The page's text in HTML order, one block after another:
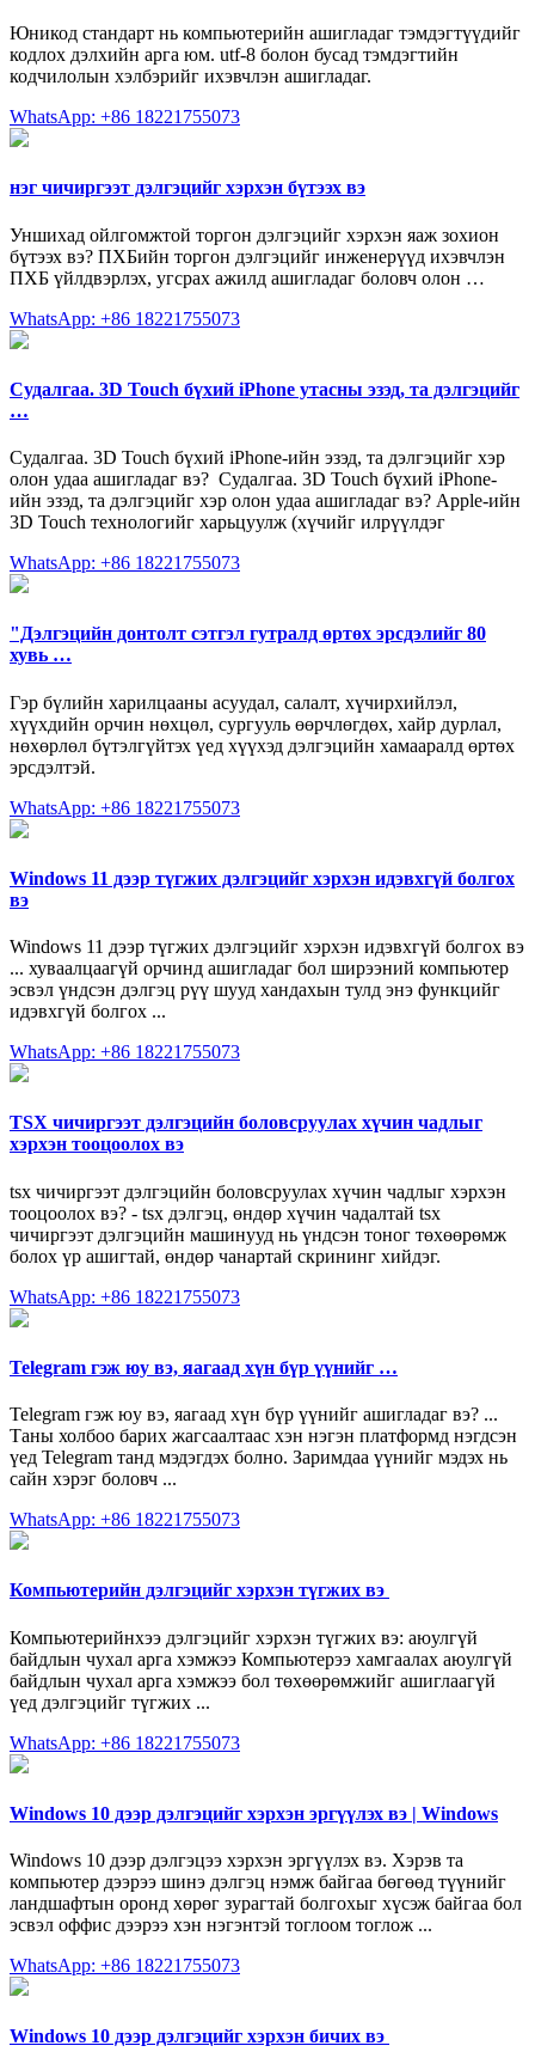
Юникод стандарт нь компьютерийн ашигладаг тэмдэгтүүдийг
кодлох дэлхийн арга юм. utf-8 болон бусад тэмдэгтийн
кодчилолын хэлбэрийг ихэвчлэн ашигладаг.
WhatsApp: +86 18221755073
нэг чичиргээт дэлгэцийг хэрхэн бүтээх вэ
Уншихад ойлгомжтой торгон дэлгэцийг хэрхэн яаж зохион
бүтээх вэ? ПХБийн торгон дэлгэцийг инженерүүд ихэвчлэн
ПХБ үйлдвэрлэх, угсрах ажилд ашигладаг боловч олон …
WhatsApp: +86 18221755073
Судалгаа. 3D Touch бүхий iPhone утасны эзэд, та дэлгэцийг
…
Судалгаа. 3D Touch бүхий iPhone-ийн эзэд, та дэлгэцийг хэр
олон удаа ашигладаг вэ? ️ Судалгаа. 3D Touch бүхий iPhone-
ийн эзэд, та дэлгэцийг хэр олон удаа ашигладаг вэ? Apple-ийн
3D Touch технологийг харьцуулж (хүчийг илрүүлдэг
WhatsApp: +86 18221755073
"Дэлгэцийн донтолт сэтгэл гутралд өртөх эрсдэлийг 80
хувь …
Гэр бүлийн харилцааны асуудал, салалт, хүчирхийлэл,
хүүхдийн орчин нөхцөл, сургууль өөрчлөгдөх, хайр дурлал,
нөхөрлөл бүтэлгүйтэх үед хүүхэд дэлгэцийн хамааралд өртөх
эрсдэлтэй.
WhatsApp: +86 18221755073
Windows 11 дээр түгжих дэлгэцийг хэрхэн идэвхгүй болгох
вэ
Windows 11 дээр түгжих дэлгэцийг хэрхэн идэвхгүй болгох вэ
... хуваалцаагүй орчинд ашигладаг бол ширээний компьютер
эсвэл үндсэн дэлгэц рүү шууд хандахын тулд энэ функцийг
идэвхгүй болгох ...
WhatsApp: +86 18221755073
TSX чичиргээт дэлгэцийн боловсруулах хүчин чадлыг
хэрхэн тооцоолох вэ
tsx чичиргээт дэлгэцийн боловсруулах хүчин чадлыг хэрхэн
тооцоолох вэ? - tsx дэлгэц, өндөр хүчин чадалтай tsx
чичиргээт дэлгэцийн машинууд нь үндсэн тоног төхөөрөмж
болох үр ашигтай, өндөр чанартай скрининг хийдэг.
WhatsApp: +86 18221755073
Telegram гэж юу вэ, яагаад хүн бүр үүнийг …
Telegram гэж юу вэ, яагаад хүн бүр үүнийг ашигладаг вэ? ...
Таны холбоо барих жагсаалтаас хэн нэгэн платформд нэгдсэн
үед Telegram танд мэдэгдэх болно. Заримдаа үүнийг мэдэх нь
сайн хэрэг боловч ...
WhatsApp: +86 18221755073
Компьютерийн дэлгэцийг хэрхэн түгжих вэ ️
Компьютерийнхээ дэлгэцийг хэрхэн түгжих вэ: аюулгүй
байдлын чухал арга хэмжээ Компьютерээ хамгаалах аюулгүй
байдлын чухал арга хэмжээ бол төхөөрөмжийг ашиглаагүй
үед дэлгэцийг түгжих ...
WhatsApp: +86 18221755073
Windows 10 дээр дэлгэцийг хэрхэн эргүүлэх вэ | Windows
Windows 10 дээр дэлгэцээ хэрхэн эргүүлэх вэ. Хэрэв та
компьютер дээрээ шинэ дэлгэц нэмж байгаа бөгөөд түүнийг
ландшафтын оронд хөрөг зурагтай болгохыг хүсэж байгаа бол
эсвэл оффис дээрээ хэн нэгэнтэй тоглоом тоглож ...
WhatsApp: +86 18221755073
Windows 10 дээр дэлгэцийг хэрхэн бичих вэ ️